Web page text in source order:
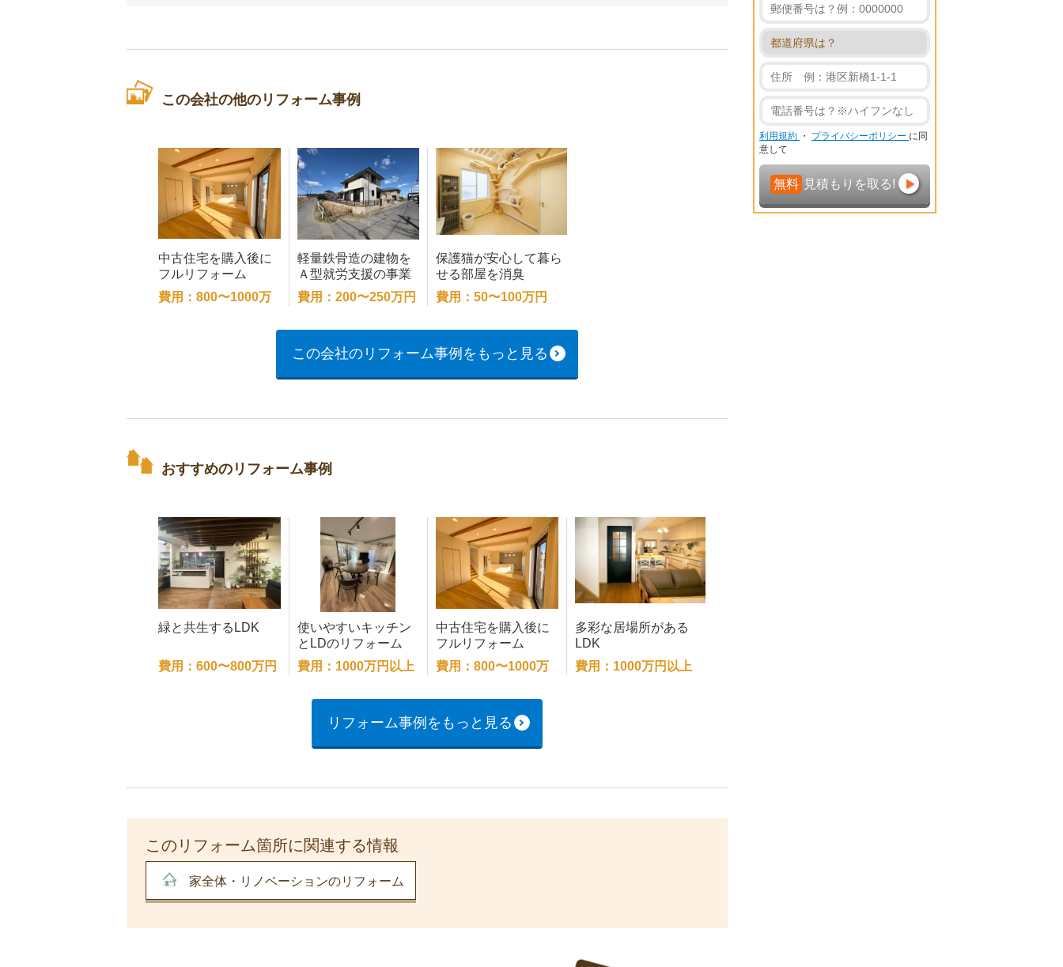
この会社の他のリフォーム事例
中古住宅を購入後に
フルリフォーム
費用：800〜1000万
軽量鉄骨造の建物を
Ａ型就労支援の事業
所へリフォーム
費用：200〜250万円
保護猫が安心して暮ら
せる部屋を消臭
費用：50〜100万円
この会社のリフォーム事例をもっと見る
おすすめのリフォーム事例
緑と共生するLDK
費用：600〜800万円
使いやすいキッチン
とLDのリフォーム
費用：1000万円以上
中古住宅を購入後に
フルリフォーム
費用：800〜1000万
多彩な居場所がある
LDK
費用：1000万円以上
リフォーム事例をもっと見る
このリフォーム箇所に関連する情報
家全体・リノベーションのリフォーム
利用規約 ・ プライバシーポリシー に同
意して
無料 見積もりを取る!